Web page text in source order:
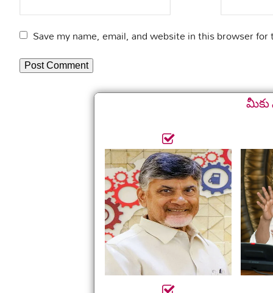
Save my name, email, and website in this browser
మీకు